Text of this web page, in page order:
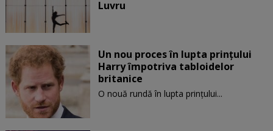
Luvru
Un nou proces în lupta prinţului
Harry împotriva tabloidelor
britanice
O nouă rundă în lupta prinţului...